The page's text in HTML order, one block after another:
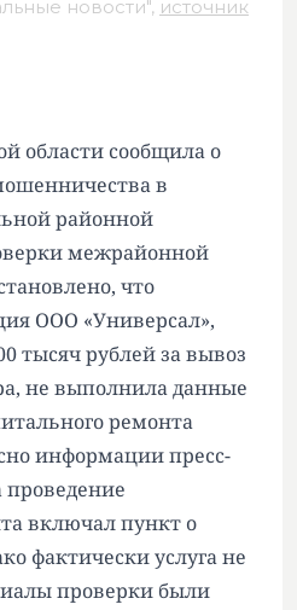
новости", источник
области сообщила о
в
районной
межрайонной
что
ООО «Универсал»,
тысяч рублей за вывоз
не выполнила данные
ремонта
информации пресс-
проведение
включал пункт о
фактически услуга не
проверки были